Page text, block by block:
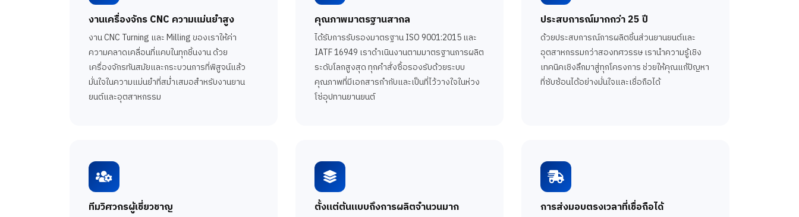
งานเครื่องจักร CNC ความแม่นยำสูง
งาน CNC Turning และ Milling ของเราให้ค่า
ความคลาดเคลื่อนที่แคบในทุกชิ้นงาน ด้วย
เครื่องจักรทันสมัยและกระบวนการที่พิสูจน์แล้ว
มั่นใจในความแม่นยำที่สม่ำเสมอสำหรับงานยาน
ยนต์และอุตสาหกรรม
คุณภาพมาตรฐานสากล
ได้รับการรับรองมาตรฐาน ISO 9001:2015 และ
IATF 16949 เราดำเนินงานตามมาตรฐานการผลิต
ระดับโลกสูงสุด ทุกคำสั่งซื้อรองรับด้วยระบบ
คุณภาพที่มีเอกสารกำกับและเป็นที่ไว้วางใจในห่วง
โซ่อุปทานยานยนต์
ประสบการณ์มากกว่า 25 ปี
ด้วยประสบการณ์การผลิตชิ้นส่วนยานยนต์และ
อุตสาหกรรมกว่าสองทศวรรษ เรานำความรู้เชิง
เทคนิคเชิงลึกมาสู่ทุกโครงการ ช่วยให้คุณแก้ปัญหา
ที่ซับซ้อนได้อย่างมั่นใจและเชื่อถือได้
ทีมวิศวกรผู้เชี่ยวชาญ ตั้งแต่ต้นแบบถึงการผลิตจำนวนมาก การส่งมอบตรงเวลาที่เชื่อถือได้